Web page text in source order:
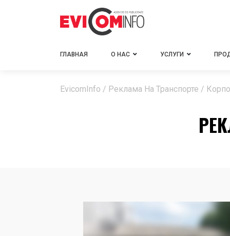
ГЛАВНАЯ О НАС УСЛУГИ
EvicomInfo / Реклама На Транспорте /